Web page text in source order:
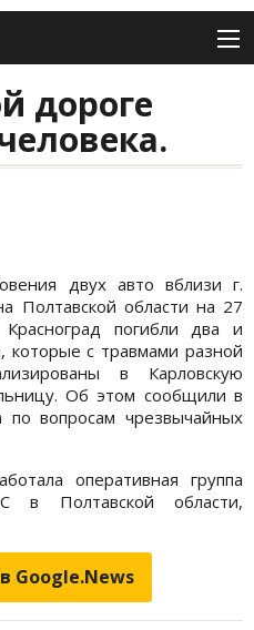
дороге
двух авто вблизи г.
Полтавской области на 27
погибли два и
которые с травмами разной
в Карловскую
Об этом сообщили в
по вопросам чрезвычайных
оперативная группа
в Полтавской области,
Google.News